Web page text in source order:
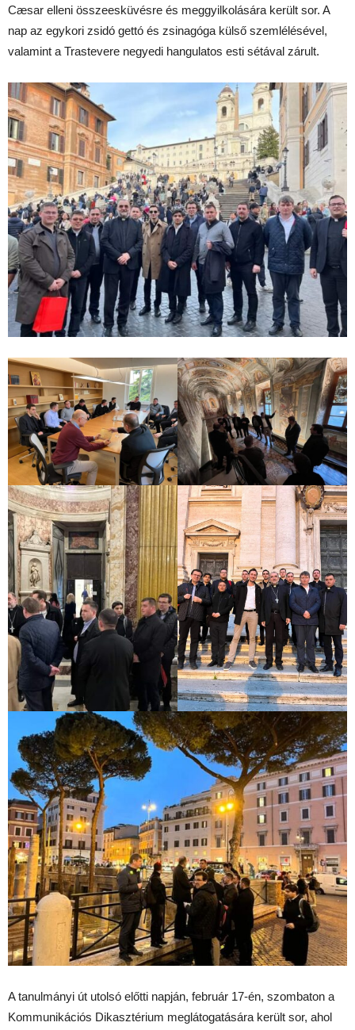
Cæsar elleni összeesküvésre és meggyilkolására került sor. A
nap az egykori zsidó gettó és zsinagóga külső szemlélésével,
valamint a Trastevere negyedi hangulatos esti sétával zárult.
A tanulmányi út utolsó előtti napján, február 17-én, szombaton a
Kommunikációs Dikasztérium meglátogatására került sor, ahol